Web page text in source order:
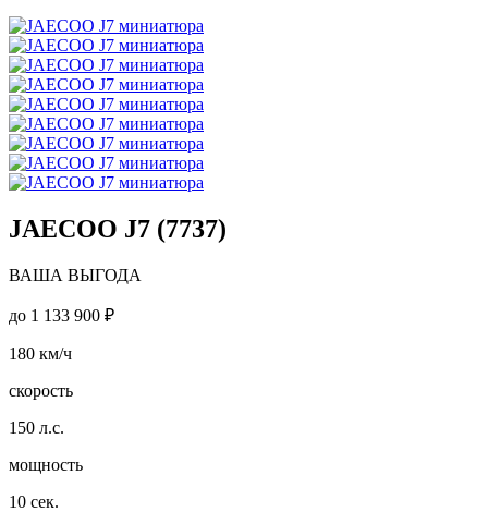
JAECOO J7 (7737)
ВАША ВЫГОДА
до 1 133 900 ₽
180 км/ч
скорость
150 л.с.
мощность
10 сек.